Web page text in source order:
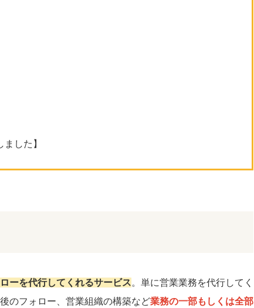
した】
ーを代行してくれるサービス。単に営業業務を代行してく
のフォロー、営業組織の構築など業務の一部もしくは全部